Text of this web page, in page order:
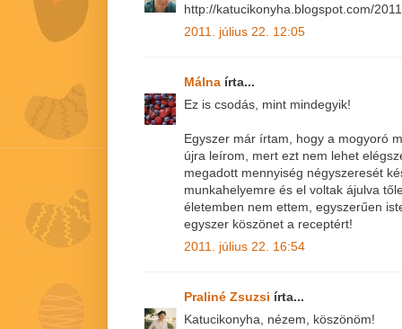
http://katucikonyha.blogspot.com/
2011. július 22. 12:05
Málna írta...
Ez is csodás, mint mindegyik!
Egyszer már írtam, hogy a mogyoró
újra leírom, mert ezt nem lehet
megadott mennyiség négyszeresét
munkahelyemre és el voltak ájulva
életemben nem ettem, egyszerűen
egyszer köszönet a receptért!
2011. július 22. 16:54
Praliné Zsuzsi írta...
Katucikonyha, nézem, köszönöm!